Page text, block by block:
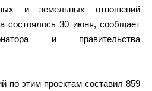
и земельных отношений
состоялось 30 июня, сообщает
и правительства
по этим проектам составил 859